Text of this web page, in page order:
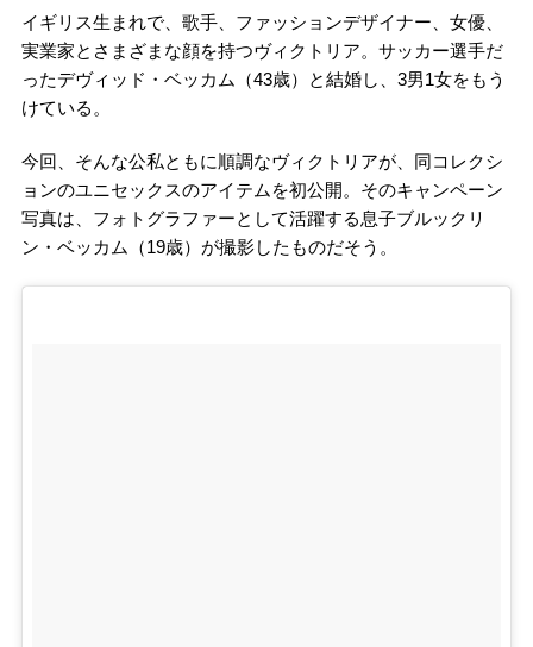
イギリス生まれで、歌手、ファッションデザイナー、女優、
実業家とさまざまな顔を持つヴィクトリア。サッカー選手だ
ったデヴィッド・ベッカム（43歳）と結婚し、3男1女をもう
けている。
今回、そんな公私ともに順調なヴィクトリアが、同コレクシ
ョンのユニセックスのアイテムを初公開。そのキャンペーン
写真は、フォトグラファーとして活躍する息子ブルックリ
ン・ベッカム（19歳）が撮影したものだそう。